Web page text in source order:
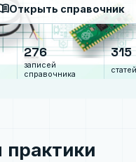
Открыть справочник
276
записей
справочника
315